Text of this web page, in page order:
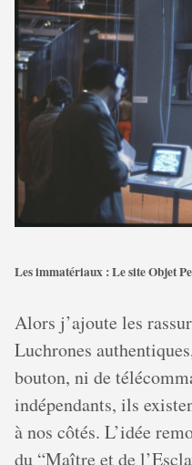
Les immatériaux : Le site Objet
Alors j’ajoute les
Luchrones
bouton, ni de
indépendants, ils
à nos côtés. L’idée
du “Maître et de